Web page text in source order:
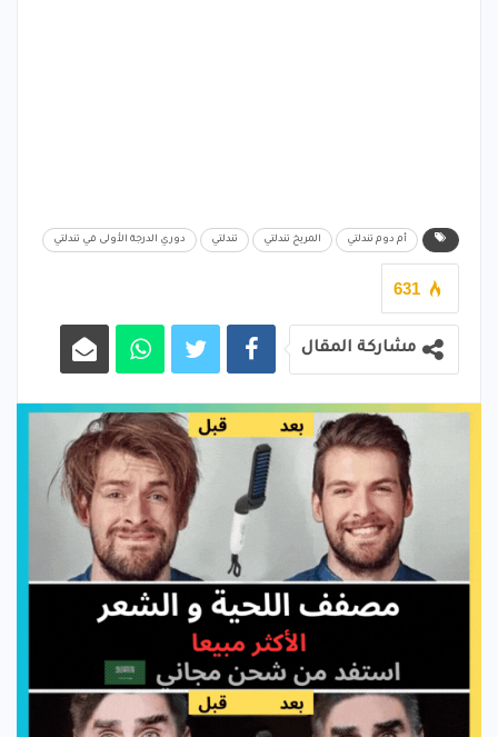
أم دوم تندلتي المريخ تندلتي تندلتي دوري الدرجة الأولى في تندلتي
631
مشاركة المقال